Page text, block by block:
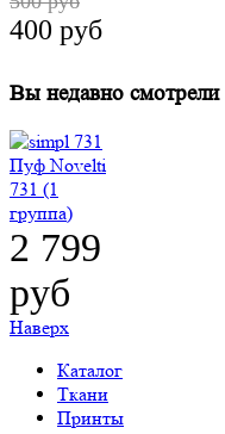
400 руб
Вы недавно смотрели
Пуф Novelti
731 (1
группа)
2 799
руб
Наверх
Каталог
Ткани
Принты